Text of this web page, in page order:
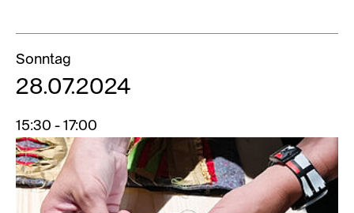
Sonntag
28.07.2024
15:30 - 17:00